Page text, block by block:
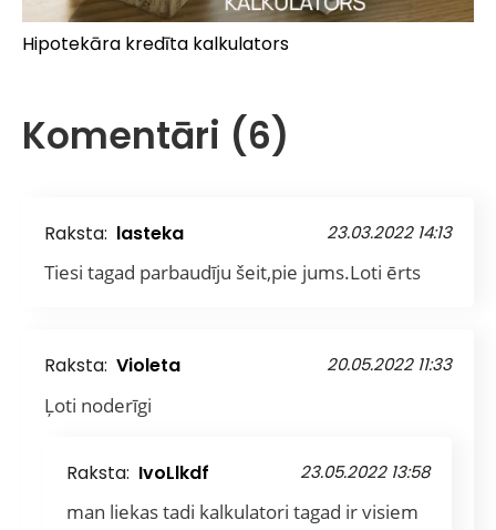
Hipotekāra kredīta kalkulators
Komentāri (6)
Raksta: lasteka 23.03.2022 14:13
Tiesi tagad parbaudīju šeit,pie jums.Loti ērts
Raksta: Violeta 20.05.2022 11:33
Ļoti noderīgi
Raksta: IvoLlkdf 23.05.2022 13:58
man liekas tadi kalkulatori tagad ir visiem